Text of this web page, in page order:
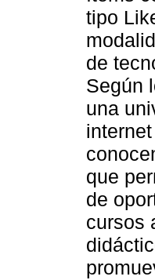
tipo
de
Según
una
que
de
cursos